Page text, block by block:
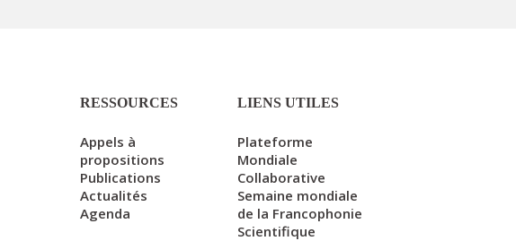
RESSOURCES
Appels à
propositions
Publications
Actualités
Agenda
LIENS UTILES
Plateforme
Mondiale
Collaborative
Semaine mondiale
de la Francophonie
Scientifique